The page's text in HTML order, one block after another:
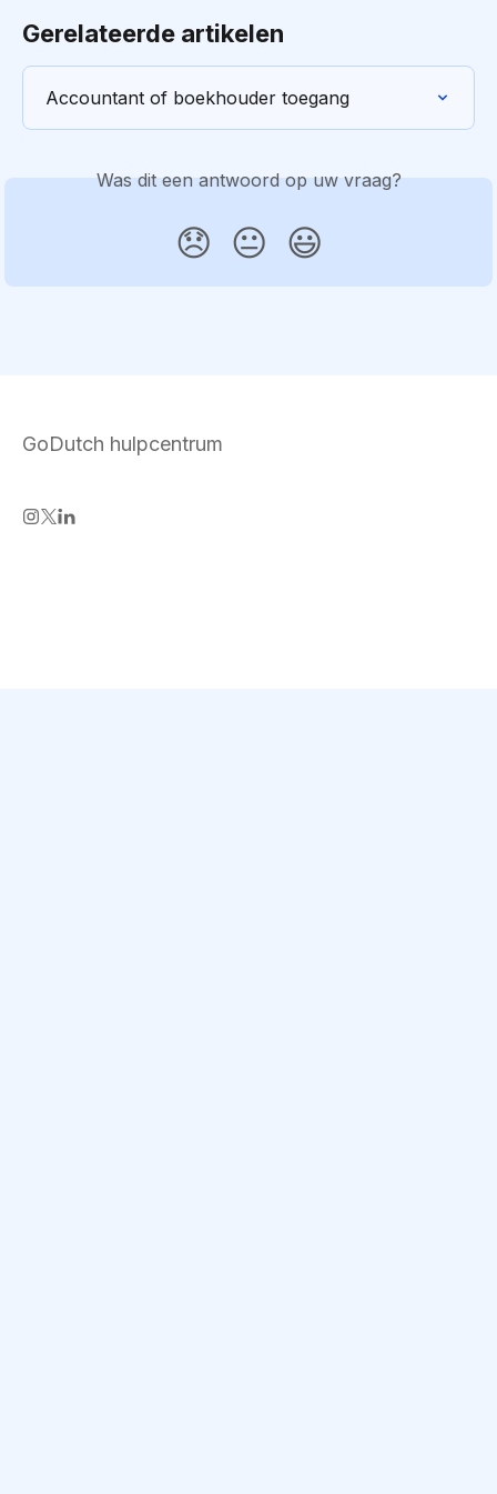
Gerelateerde artikelen
Accountant of boekhouder toegang
Was dit een antwoord op uw vraag?
😞 😐 😃
GoDutch hulpcentrum